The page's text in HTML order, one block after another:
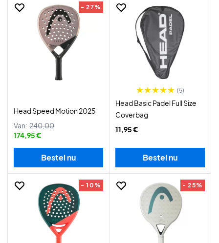
- 27%
Head Speed Motion 2025
Van: 240,00
174,95 €
Bestel nu
(5)
Head Basic Padel Full Size
Coverbag
11,95 €
Bestel nu
- 10% - 25%